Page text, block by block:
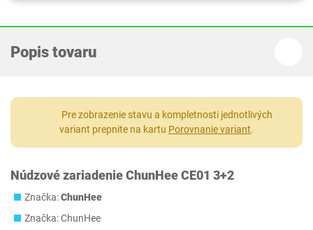
Popis tovaru
Pre zobrazenie stavu a kompletnosti jednotlivých
variant prepnite na kartu Porovnanie variant.
Núdzové zariadenie ChunHee CE01 3+2
Značka:ChunHee
Značka: ChunHee